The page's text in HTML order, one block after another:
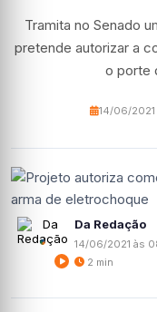
Tramita no Senado
pretende autorizar a
o porte
14/06/
Da Redação
14/06/2021 às
2 min